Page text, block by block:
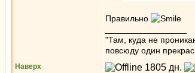
Правильно
"Там, куда не
повсюду один
Наверх